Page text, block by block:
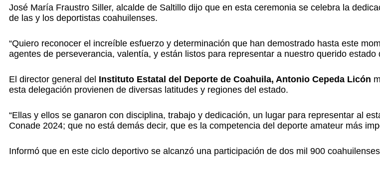
José María Fraustro Siller, alcalde de Saltillo dijo que en esta ceremonia se celebra la
de las y los deportistas coahuilenses.
“Quiero reconocer el increíble esfuerzo y determinación que han demostrado hasta este
agentes de perseverancia, valentía, y están listos para representar a nuestro querido estado
El director general del Instituto Estatal del Deporte de Coahuila, Antonio Cepeda Licón
esta delegación provienen de diversas latitudes y regiones del estado.
“Ellas y ellos se ganaron con disciplina, trabajo y dedicación, un lugar para representar al
Conade 2024; que no está demás decir, que es la competencia del deporte amateur más
Informó que en este ciclo deportivo se alcanzó una participación de dos mil 900